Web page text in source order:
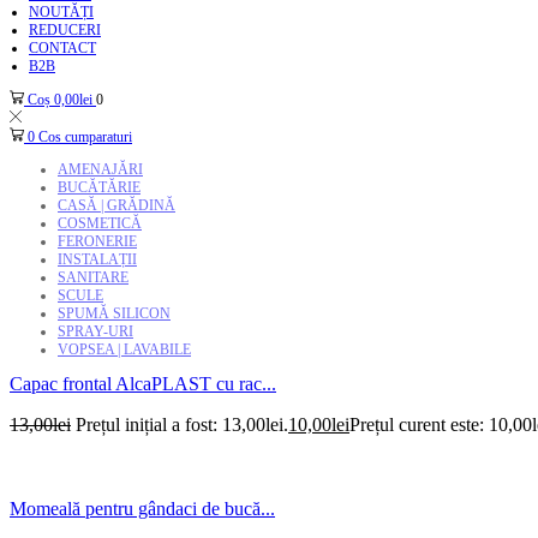
NOUTĂȚI
REDUCERI
CONTACT
B2B
Coș 0,00lei 0
0 Cos cumparaturi
AMENAJĂRI
BUCĂTĂRIE
CASĂ | GRĂDINĂ
COSMETICĂ
FERONERIE
INSTALAȚII
SANITARE
SCULE
SPUMĂ SILICON
SPRAY-URI
VOPSEA | LAVABILE
Capac frontal AlcaPLAST cu rac...
13,00lei Prețul inițial a fost: 13,00lei.10,00leiPrețul curent este:
Momeală pentru gândaci de bucă...